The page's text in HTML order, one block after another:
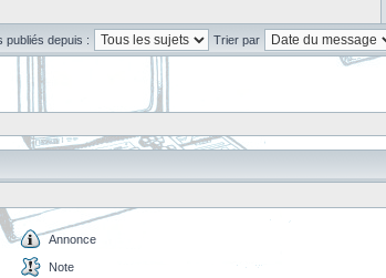
publiés depuis : Trier par
Annonce
Note